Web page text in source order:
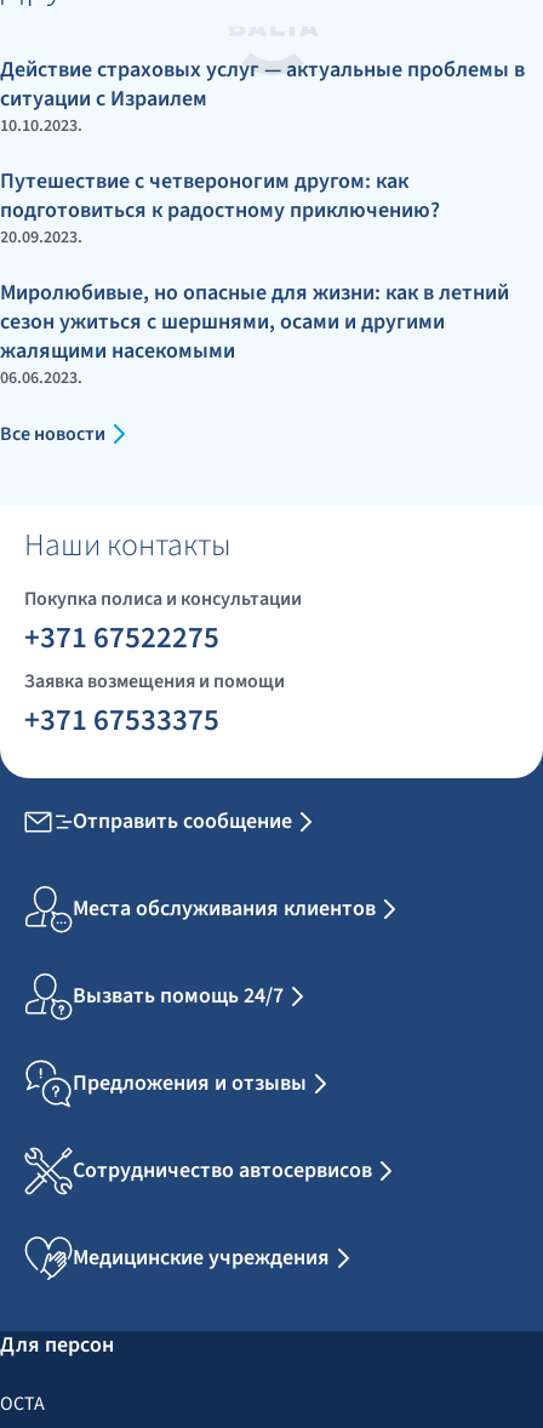
Действие страховых услуг — актуальные проблемы в
ситуации с Израилем
10.10.2023.
Путешествие с четвероногим другом: как
подготовиться к радостному приключению?
20.09.2023.
Миролюбивые, но опасные для жизни: как в летний
сезон ужиться с шершнями, осами и другими
жалящими насекомыми
06.06.2023.
Все новости
Наши контакты
Покупка полиса и консультации
+371 67522275
Заявка возмещения и помощи
+371 67533375
Отправить сообщение
Места обслуживания клиентов
Вызвать помощь 24/7
Предложения и отзывы
Сотрудничество автосервисов
Медицинские учреждения
Для персон
OCTA